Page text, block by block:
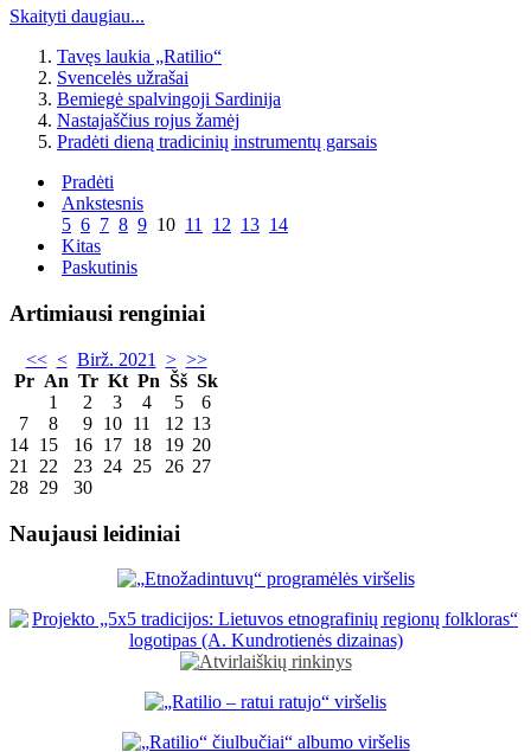
Skaityti daugiau...
Tavęs laukia „Ratilio“
Svencelės užrašai
Bemiegė spalvingoji Sardinija
Nastajaščius rojus žamėj
Pradėti dieną tradicinių instrumentų garsais
Pradėti
Ankstesnis
5 6 7 8 9 10 11 12 13 14
Kitas
Paskutinis
Artimiausi renginiai
<< < Birž. 2021 > >>
Pr An Tr Kt Pn Šš Sk
1
2 3 4 5
6
7
8 9 10 11 12 13
14 15 16 17 18 19 20
21
22 23 24 25 26 27
28 29 30
Naujausi leidiniai